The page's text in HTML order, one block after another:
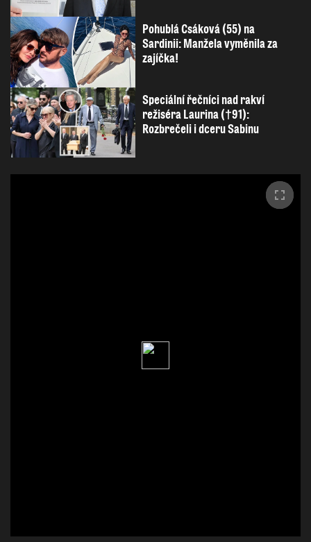
Pohublá Csáková (55) na
Sardinii: Manžela vyměnila za
zajíčka!
Speciální řečníci nad rakví
režiséra Laurina (†91):
Rozbrečeli i dceru Sabinu